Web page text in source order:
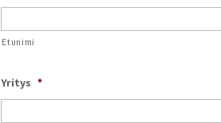
Etunimi
Yritys *